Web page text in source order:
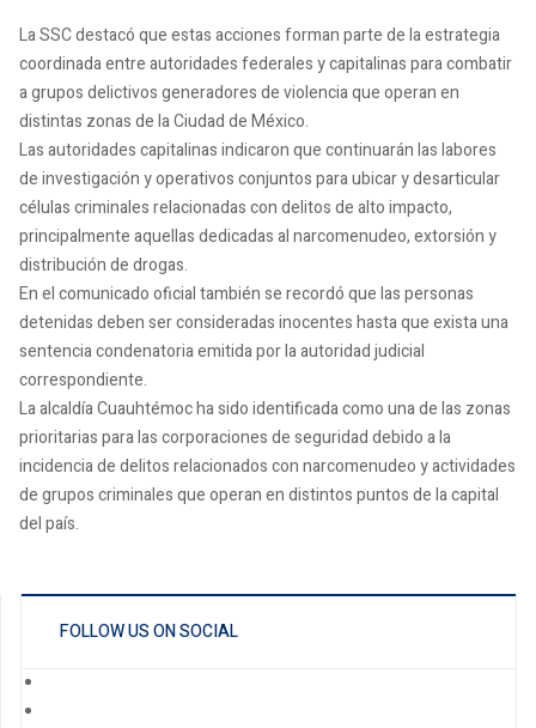
La SSC destacó que estas acciones forman parte de la estrategia
coordinada entre autoridades federales y capitalinas para combatir
a grupos delictivos generadores de violencia que operan en
distintas zonas de la Ciudad de México.
Las autoridades capitalinas indicaron que continuarán las labores
de investigación y operativos conjuntos para ubicar y desarticular
células criminales relacionadas con delitos de alto impacto,
principalmente aquellas dedicadas al narcomenudeo, extorsión y
distribución de drogas.
En el comunicado oficial también se recordó que las personas
detenidas deben ser consideradas inocentes hasta que exista una
sentencia condenatoria emitida por la autoridad judicial
correspondiente.
La alcaldía Cuauhtémoc ha sido identificada como una de las zonas
prioritarias para las corporaciones de seguridad debido a la
incidencia de delitos relacionados con narcomenudeo y actividades
de grupos criminales que operan en distintos puntos de la capital
del país.
FOLLOW US ON SOCIAL